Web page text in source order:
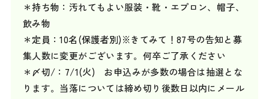
＊持ち物：汚れてもよい服装・靴・エプロン、帽子、
飲み物
＊定員：10名(保護者別)※きてみて！87号の告知と募
集人数に変更がございます。何卒ご了承ください
＊〆切/：7/1(火) お申込みが多数の場合は抽選とな
ります。当落については締め切り後数日以内にメール